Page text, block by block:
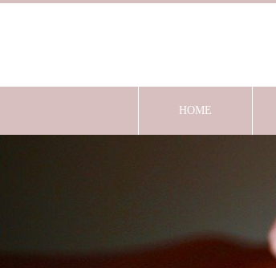
HOME